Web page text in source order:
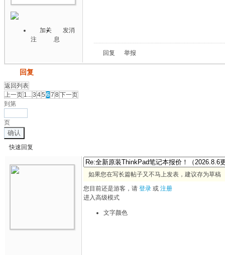
加关
注
发消
息
回复 举报
回复
返回列表
上一页 1...3 45 67 8 下一页
到第
页
确认
快速回复
如果您在写长篇帖子又不马上发表，建议存为草稿
您目前还是游客，请 登录 或 注册
进入高级模式
文字颜色